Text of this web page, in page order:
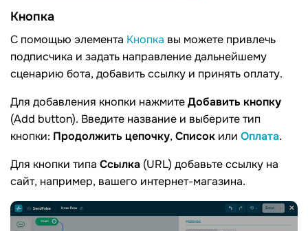
Кнопка
С помощью элемента Кнопка вы можете привлечь
подписчика и задать направление дальнейшему
сценарию бота, добавить ссылку и принять оплату.
Для добавления кнопки нажмитеДобавить кнопку
(Add button). Введите название и выберите тип
кнопки: Продолжить цепочку, Список или Оплата.
Для кнопки типа Ссылка (URL) добавьте ссылку на
сайт, например, вашего интернет-магазина.